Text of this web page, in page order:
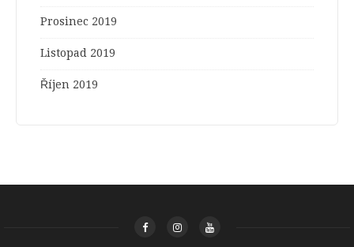
Prosinec 2019
Listopad 2019
Říjen 2019